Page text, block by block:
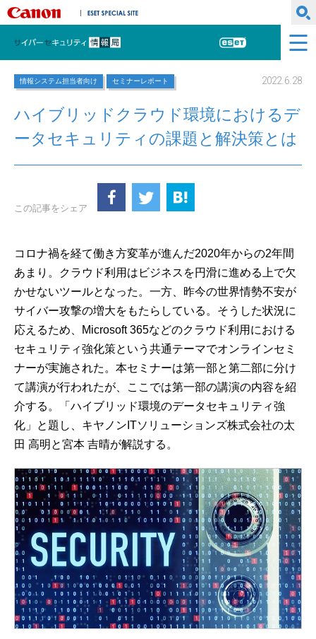
キヤノンマーケティングジャパン株式会社
サイバーセキュリティ情報局
ESET
情報システム担当者向け セミナーレポート 2022.6.28
ハイブリッドクラウド環境におけるデ
ータセキュリティの課題と解決策とは
この記事をシェア
コロナ禍を経て働き方変革が進んだ2020年からの2年間
あまり。クラウド利用はビジネスを円滑に進める上で欠
かせないツールとなった。一方、昨今の世界情勢不安が
サイバー攻撃の増大をもたらしている。そうした状況に
応えるため、Microsoft 365などのクラウド利用における
セキュリティ強化策という共通テーマでオンラインセミ
ナーが実施された。本セミナーは第一部と第二部に分け
て講演が行われたが、ここでは第一部の講演の内容を紹
介する。「ハイブリッド環境のデータセキュリティ強
化」と題し、キヤノンITソリューションズ株式会社の太
田 高明と宮本 吉晴が解説する。